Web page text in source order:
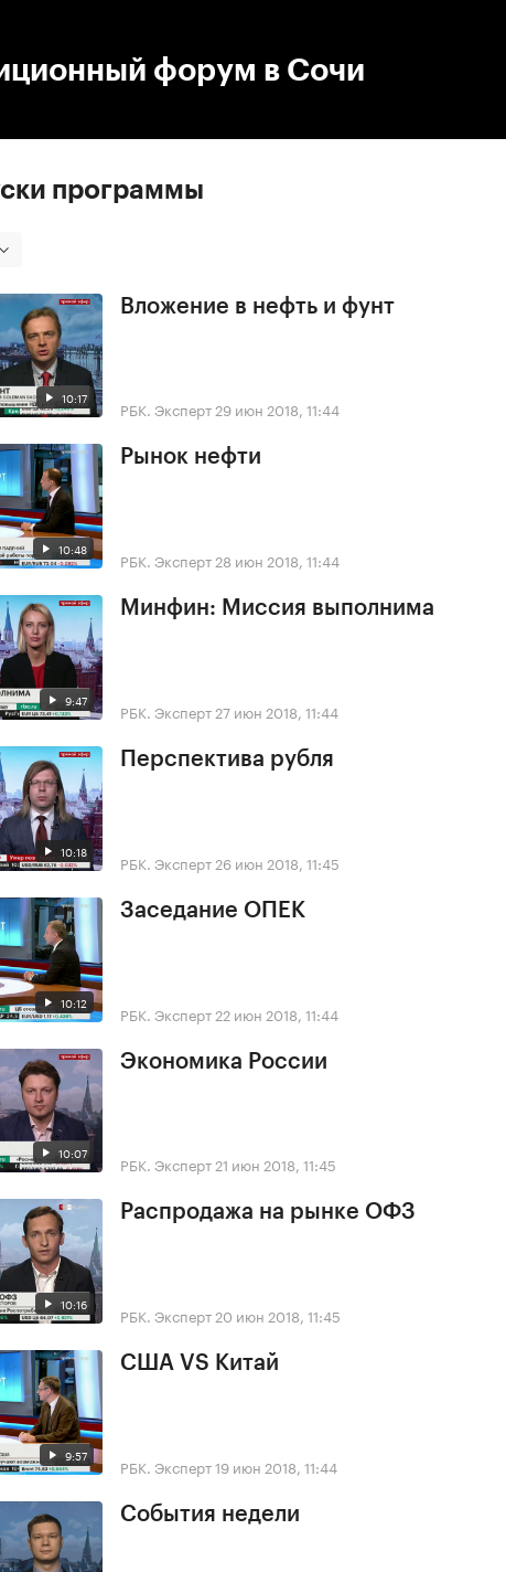
форум в Сочи
программы
10:17
Вложение в нефть и фунт
РБК. Эксперт 29 июн 2018, 11:44
10:48
Рынок нефти
РБК. Эксперт 28 июн 2018, 11:44
9:47
Минфин: Миссия выполнима
РБК. Эксперт 27 июн 2018, 11:44
10:18
Перспектива рубля
РБК. Эксперт 26 июн 2018, 11:45
10:12
Заседание ОПЕК
РБК. Эксперт 22 июн 2018, 11:44
10:07
Экономика России
РБК. Эксперт 21 июн 2018, 11:45
10:16
Распродажа на рынке ОФЗ
РБК. Эксперт 20 июн 2018, 11:45
9:57
США VS Китай
РБК. Эксперт19 июн 2018, 11:44
События недели